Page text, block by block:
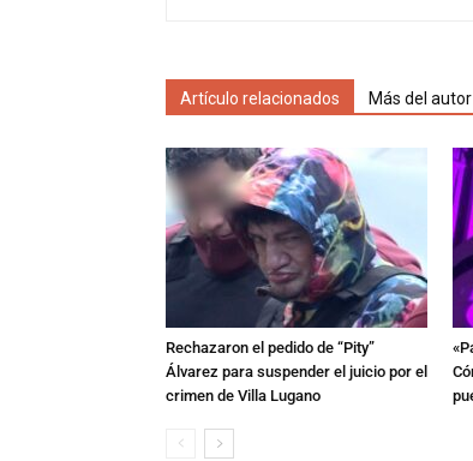
Artículo relacionados Más del autor
Rechazaron el pedido de “Pity”
Álvarez para suspender el juicio por el
crimen de Villa Lugano